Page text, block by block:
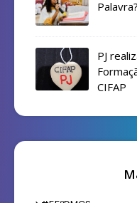
PJ
CIFAP